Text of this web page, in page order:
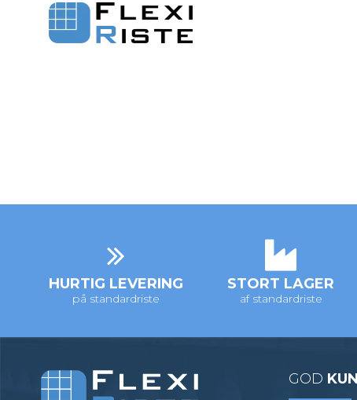
HURTIG LEVERING
på standardriste
STORT LAGER
af standardriste
GOD